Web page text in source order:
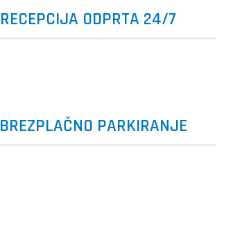
RECEPCIJA ODPRTA 24/7
BREZPLAČNO PARKIRANJE